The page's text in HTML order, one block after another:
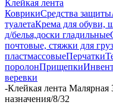
Клейкая лента
КоврикиСредства защиты
туалетаКрема для обуви,
д/белья,доски гладильные
почтовые, стяжки для
пластмассовыеПерчатки
поролонПрищепки
веревки
-Клейкая лента
назначения/8/32